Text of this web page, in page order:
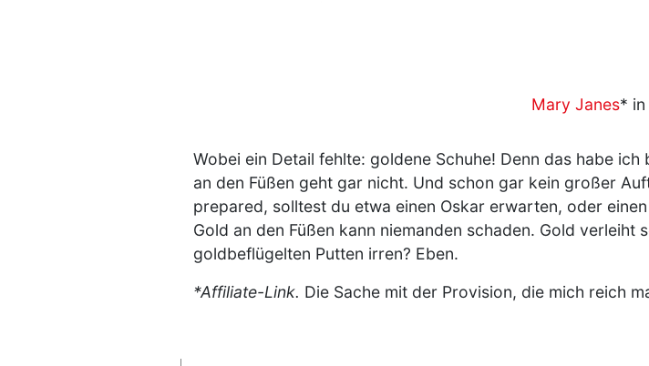
Mary Janes* in
Wobei ein Detail fehlte: goldene Schuhe! Denn das habe
an den Füßen geht gar nicht. Und schon gar kein großer
prepared, solltest du etwa einen Oskar erwarten, oder
Gold an den Füßen kann niemanden schaden. Gold verleiht
goldbeflügelten Putten irren? Eben.
*Affiliate-Link. Die Sache mit der Provision, die mich reich